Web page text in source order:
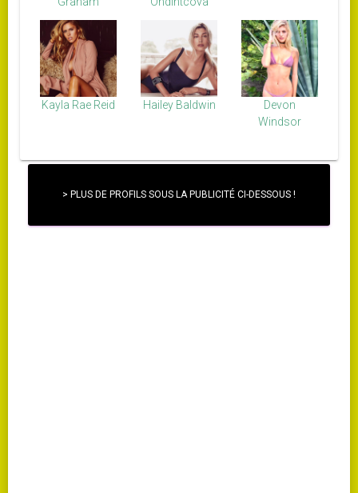
Kayla Rae Reid Hailey Baldwin
Devon
Windsor
> PLUS DE PROFILS SOUS LA PUBLICITÉ CI-DESSOUS !